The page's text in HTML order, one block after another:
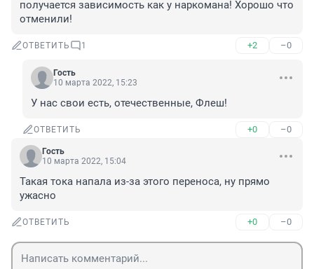
получается зависимость как у наркомана! Хорошо что
отменили!
ОТВЕТИТЬ 1 +2 –0
Гость
10 марта 2022, 15:23
У нас свои есть, отечественные, Флеш!
ОТВЕТИТЬ +0 –0
Гость
10 марта 2022, 15:04
Такая тока напала из-за этого переноса, ну прямо
ужасно
ОТВЕТИТЬ +0 –0